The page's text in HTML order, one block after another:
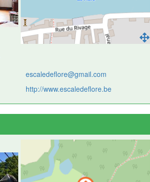
escaledeflore@gmail.com
http://www.escaledeflore.be